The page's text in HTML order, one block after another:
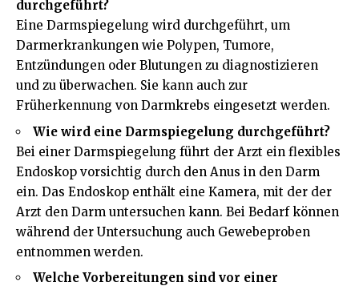
durchgeführt?
Eine Darmspiegelung wird durchgeführt, um
Darmerkrankungen wie Polypen, Tumore,
Entzündungen oder Blutungen zu diagnostizieren
und zu überwachen. Sie kann auch zur
Früherkennung von Darmkrebs eingesetzt werden.
Wie wird eine Darmspiegelung durchgeführt?
Bei einer Darmspiegelung führt der Arzt ein flexibles
Endoskop vorsichtig durch den Anus in den Darm
ein. Das Endoskop enthält eine Kamera, mit der der
Arzt den Darm untersuchen kann. Bei Bedarf können
während der Untersuchung auch Gewebeproben
entnommen werden.
Welche Vorbereitungen sind vor einer